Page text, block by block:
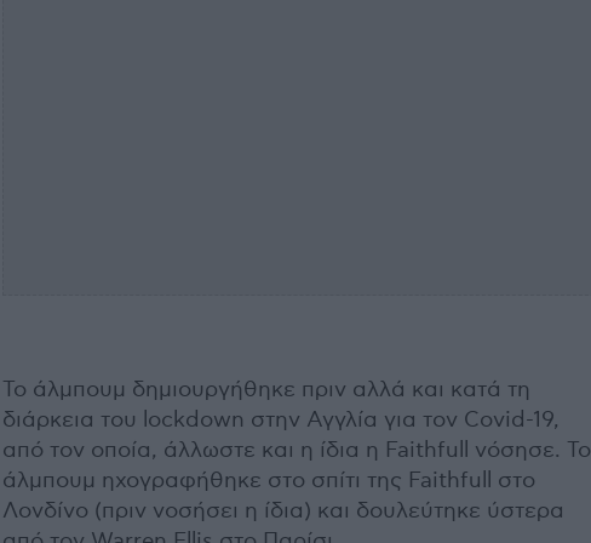
Το άλμπουμ δημιουργήθηκε πριν αλλά και κατά τη
διάρκεια του lockdown στην Αγγλία για τον Covid-19,
από τον οποία, άλλωστε και η ίδια η Faithfull νόσησε. Το
άλμπουμ ηχογραφήθηκε στο σπίτι της Faithfull στο
Λονδίνο (πριν νοσήσει η ίδια) και δουλεύτηκε ύστερα